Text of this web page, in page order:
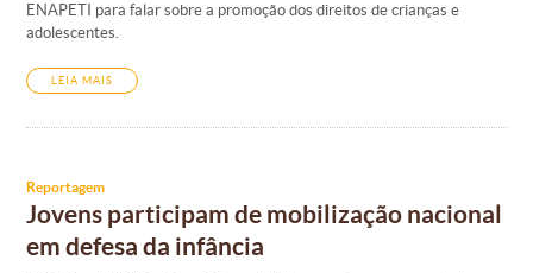
ENAPETI para falar sobre a promoção dos direitos de crianças e
adolescentes.
LEIA MAIS
Reportagem
Jovens participam de mobilização nacional
em defesa da infância